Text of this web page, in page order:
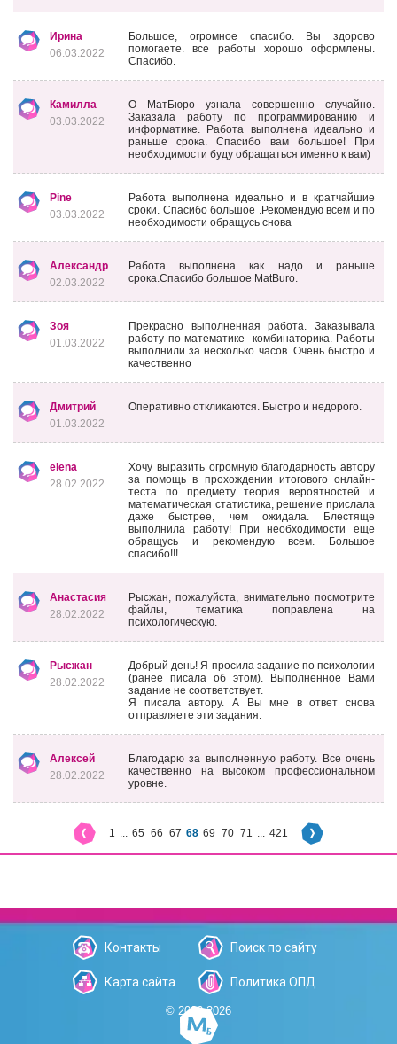
Ирина
06.03.2022
Большое, огромное спасибо. Вы здорово
помогаете. все работы хорошо оформлены.
Спасибо.
Камилла
03.03.2022
О МатБюро узнала совершенно случайно.
Заказала работу по программированию и
информатике. Работа выполнена идеально и
раньше срока. Спасибо вам большое! При
необходимости буду обращаться именно к вам)
Pine
03.03.2022
Работа выполнена идеально и в кратчайшие
сроки. Спасибо большое .Рекомендую всем и по
необходимости обращусь снова
Александр
02.03.2022
Работа выполнена как надо и раньше
срока.Спасибо большое MatBuro.
Зоя
01.03.2022
Прекрасно выполненная работа. Заказывала
работу по математике- комбинаторика. Работы
выполнили за несколько часов. Очень быстро и
качественно
Дмитрий
01.03.2022
Оперативно откликаются. Быстро и недорого.
elena
28.02.2022
Хочу выразить огромную благодарность автору
за помощь в прохождении итогового онлайн-
теста по предмету теория вероятностей и
математическая статистика, решение прислала
даже быстрее, чем ожидала. Блестяще
выполнила работу! При необходимости еще
обращусь и рекомендую всем. Большое
спасибо!!!
Анастасия
28.02.2022
Рысжан, пожалуйста, внимательно посмотрите
файлы, тематика поправлена на
психологическую.
Рысжан
28.02.2022
Добрый день! Я просила задание по психологии
(ранее писала об этом). Выполненное Вами
задание не соответствует.
Я писала автору. А Вы мне в ответ снова
отправляете эти задания.
Алексей
28.02.2022
Благодарю за выполненную работу. Все очень
качественно на высоком профессиональном
уровне.
1 ... 65 66 67 68 69 70 71 ... 421
Контакты Поиск по сайту
Карта сайта Политика ОПД
© 2006-2026